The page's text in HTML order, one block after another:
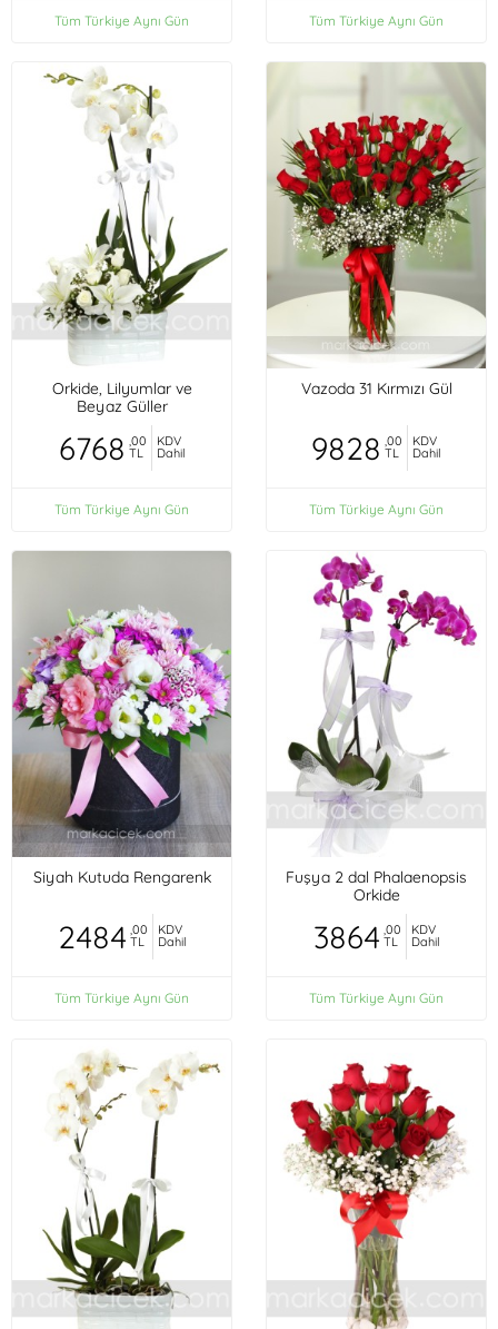
Tüm Türkiye Aynı Gün Tüm Türkiye Aynı Gün
Orkide, Lilyumlar ve
Beyaz Güller
6768 ,00
TL
KDV
Dahil
Tüm Türkiye Aynı Gün
Vazoda 31 Kırmızı Gül
9828 ,00
TL
KDV
Dahil
Tüm Türkiye Aynı Gün
Siyah Kutuda Rengarenk
2484 ,00
TL
KDV
Dahil
Tüm Türkiye Aynı Gün
Fuşya 2 dal Phalaenopsis
Orkide
3864 ,00
TL
KDV
Dahil
Tüm Türkiye Aynı Gün